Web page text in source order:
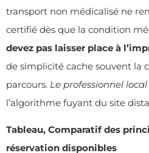
transport non médicalisé ne
certifié dès que la condition
devez pas laisser place à
de simplicité cache souvent la
parcours. Le professionnel
l’algorithme fuyant du site
Tableau, Comparatif des
réservation disponibles